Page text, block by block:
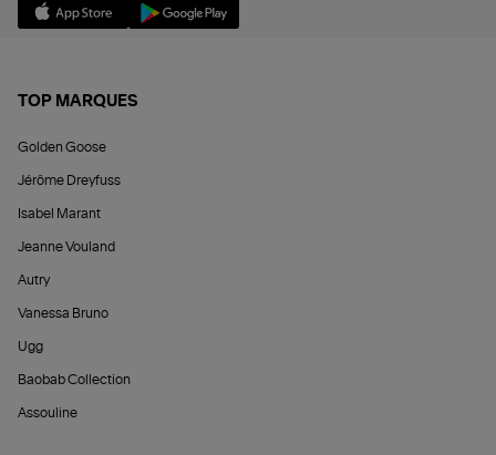
TOP MARQUES
Golden Goose
Jérôme Dreyfuss
Isabel Marant
Jeanne Vouland
Autry
Vanessa Bruno
Ugg
Baobab Collection
Assouline